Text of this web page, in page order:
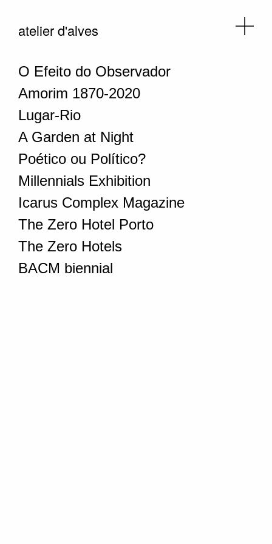
atelier d'alves
O Efeito do Observador
Amorim 1870-2020
Lugar-Rio
A Garden at Night
Poético ou Político?
Millennials Exhibition
Icarus Complex Magazine
The Zero Hotel Porto
The Zero Hotels
BACM biennial